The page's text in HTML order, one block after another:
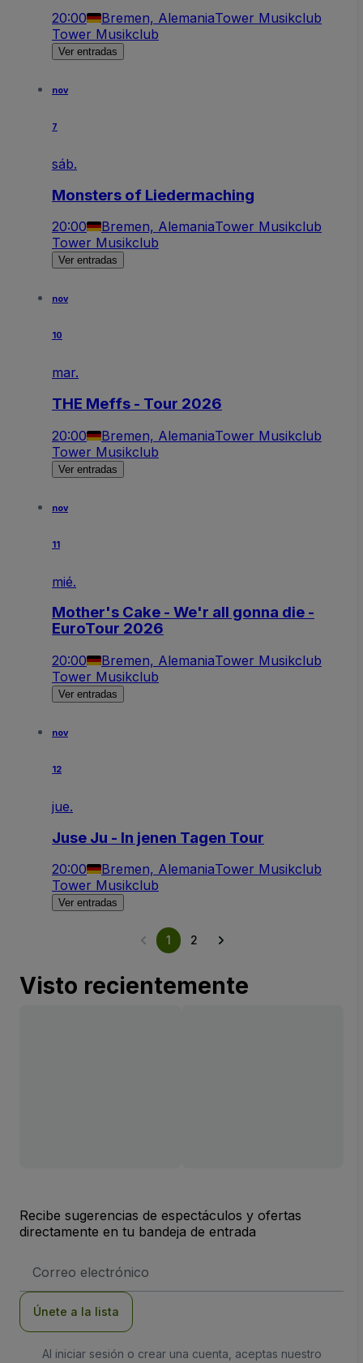
20:00 Bremen, AlemaniaTower Musikclub
Tower Musikclub
Ver entradas
nov
7
sáb.
Monsters of Liedermaching
20:00 Bremen, AlemaniaTower Musikclub
Tower Musikclub
Ver entradas
nov
10
mar.
THE Meffs - Tour 2026
20:00 Bremen, AlemaniaTower Musikclub
Tower Musikclub
Ver entradas
nov
11
mié.
Mother's Cake - We'r all gonna die -
EuroTour 2026
20:00 Bremen, AlemaniaTower Musikclub
Tower Musikclub
Ver entradas
nov
12
jue.
Juse Ju - In jenen Tagen Tour
20:00 Bremen, AlemaniaTower Musikclub
Tower Musikclub
Ver entradas
1 2
Visto recientemente
Recibe sugerencias de espectáculos y ofertas
directamente en tu bandeja de entrada
de
Únete a la lista
Al iniciar sesión o crear una cuenta, aceptas nuestro